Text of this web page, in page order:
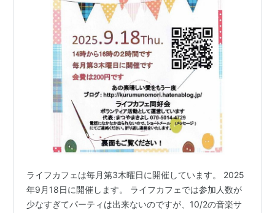
ライフカフェは毎月第3木曜日に開催しています。 2025
年9月18日に開催します。 ライフカフェでは参加人数が
少なすぎてパーティは出来ないのですが、10/2の音楽サ